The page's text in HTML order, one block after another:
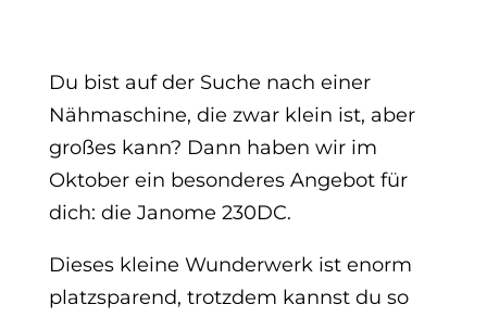
Du bist auf der Suche nach einer
Nähmaschine, die zwar klein ist, aber
großes kann? Dann haben wir im
Oktober ein besonderes Angebot für
dich: die Janome 230DC.
Dieses kleine Wunderwerk ist enorm
platzsparend, trotzdem kannst du so